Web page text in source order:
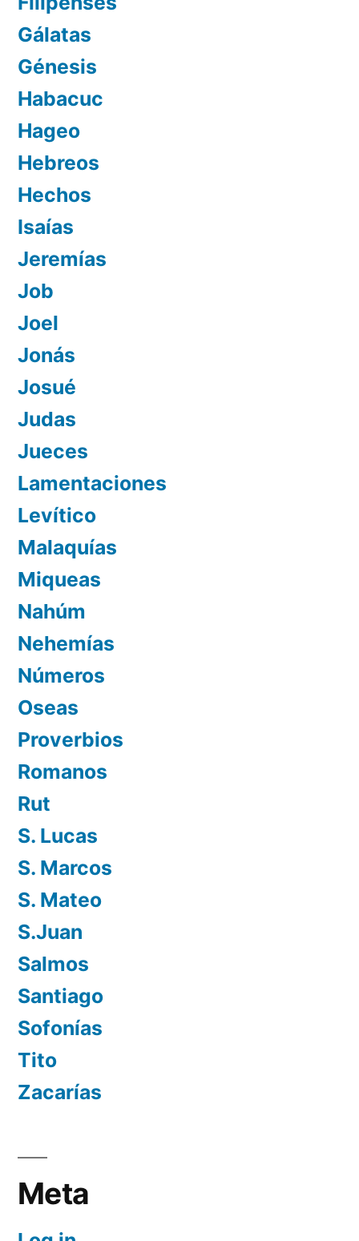
Gálatas
Génesis
Habacuc
Hageo
Hebreos
Hechos
Isaías
Jeremías
Job
Joel
Jonás
Josué
Judas
Jueces
Lamentaciones
Levítico
Malaquías
Miqueas
Nahúm
Nehemías
Números
Oseas
Proverbios
Romanos
Rut
S. Lucas
S. Marcos
S. Mateo
S.Juan
Salmos
Santiago
Sofonías
Tito
Zacarías
Meta